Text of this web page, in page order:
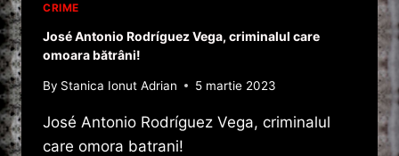
CRIME
José Antonio Rodríguez Vega, criminalul care
omoara bătrâni!
By Stanica Ionut Adrian 5 martie 2023
José Antonio Rodríguez Vega, criminalul
care omora batrani!